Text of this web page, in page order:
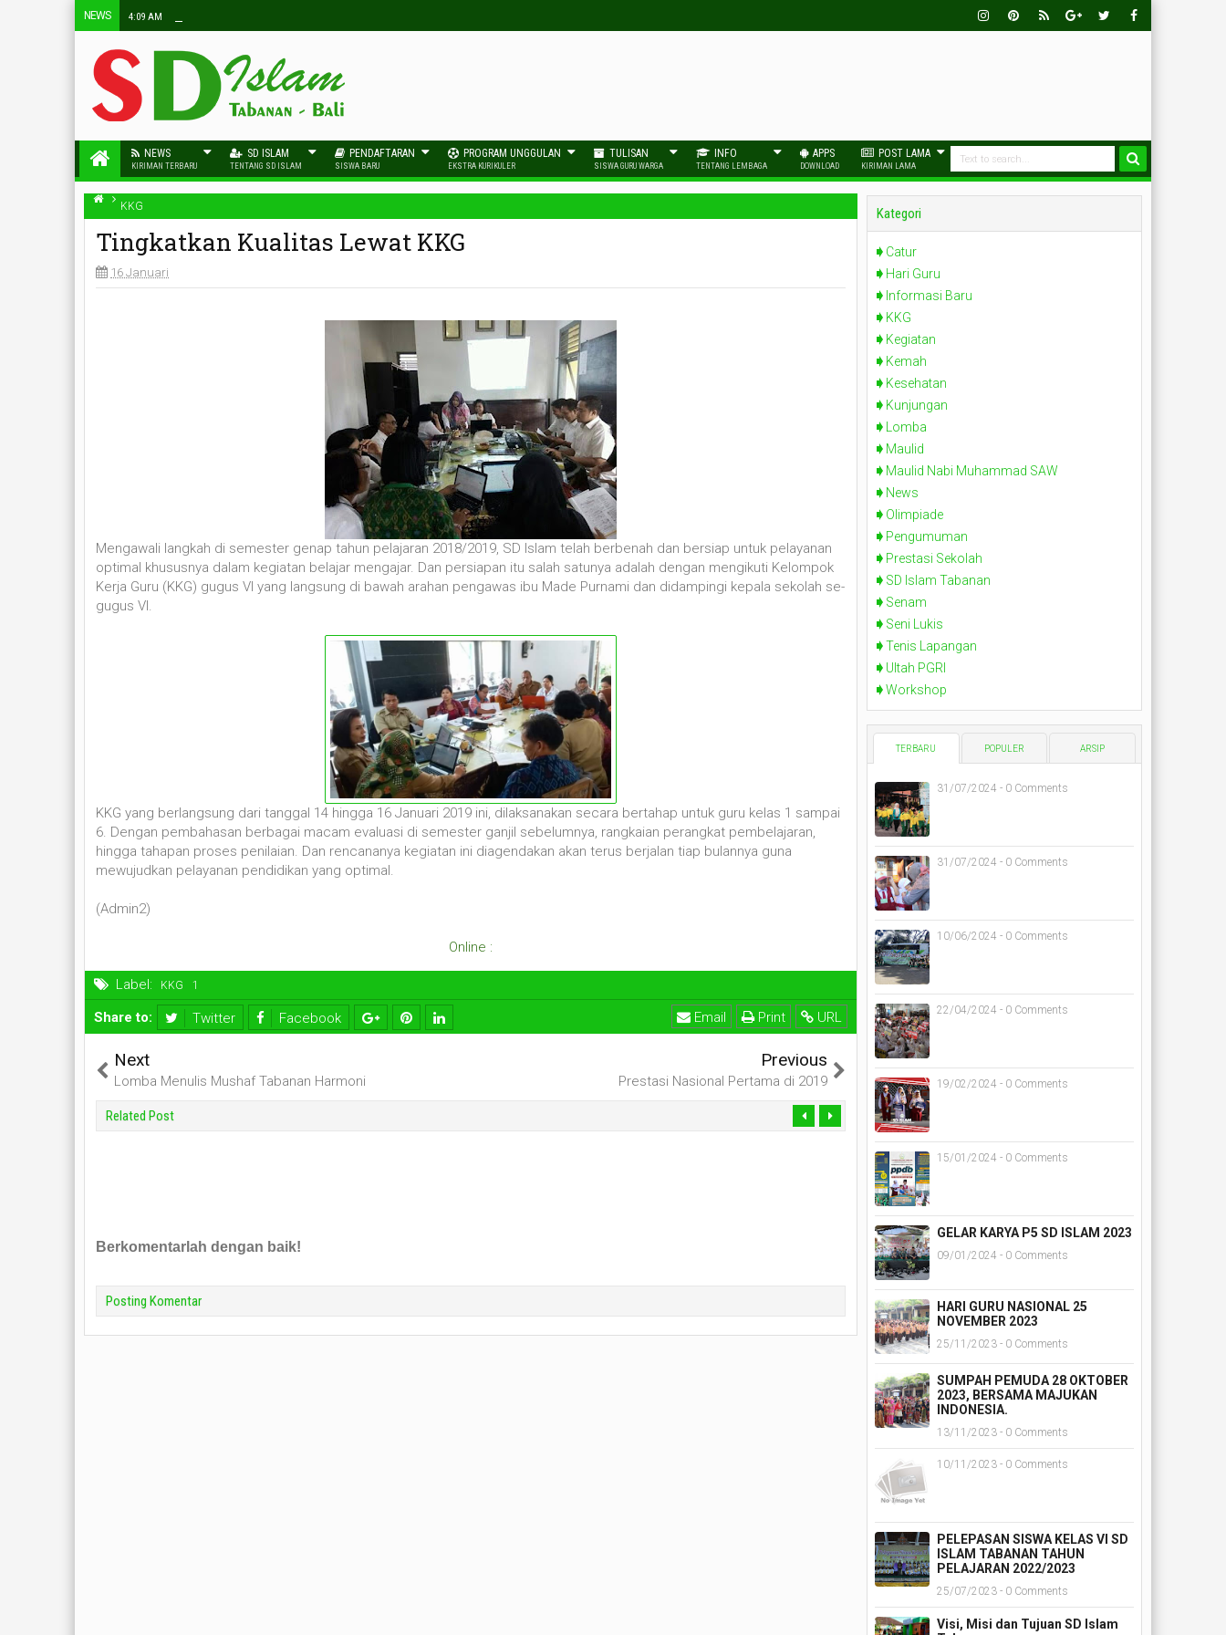
NEWS 4:09 AM
NEWS
KIRIMAN TERBARU
SD ISLAM
TENTANG SD ISLAM
PENDAFTARAN
SISWA BARU
PROGRAM UNGGULAN
EKSTRA KURIKULER
TULISAN
SISWA GURU WARGA
INFO
TENTANG LEMBAGA
APPS
DOWNLOAD
POST LAMA
KIRIMAN LAMA
KKG
Tingkatkan Kualitas Lewat KKG
16 Januari
Mengawali langkah di semester genap tahun pelajaran 2018/2019, SD Islam telah berbenah dan bersiap untuk pelayanan
optimal khususnya dalam kegiatan belajar mengajar. Dan persiapan itu salah satunya adalah dengan mengikuti Kelompok
Kerja Guru (KKG) gugus VI yang langsung di bawah arahan pengawas ibu Made Purnami dan didampingi kepala sekolah se-
gugus VI.
KKG yang berlangsung dari tanggal 14 hingga 16 Januari 2019 ini, dilaksanakan secara bertahap untuk guru kelas 1 sampai
6. Dengan pembahasan berbagai macam evaluasi di semester ganjil sebelumnya, rangkaian perangkat pembelajaran,
hingga tahapan proses penilaian. Dan rencananya kegiatan ini diagendakan akan terus berjalan tiap bulannya guna
mewujudkan pelayanan pendidikan yang optimal.
(Admin2)
Online :
Label: KKG
Share to: Twitter Facebook URL
Print
Email
Next
Lomba Menulis Mushaf Tabanan Harmoni
Previous
Prestasi Nasional Pertama di 2019
Related Post
Berkomentarlah dengan baik!
Posting Komentar
Kategori
Catur
Hari Guru
Informasi Baru
KKG
Kegiatan
Kemah
Kesehatan
Kunjungan
Lomba
Maulid
Maulid Nabi Muhammad SAW
News
Olimpiade
Pengumuman
Prestasi Sekolah
SD Islam Tabanan
Senam
Seni Lukis
Tenis Lapangan
Ultah PGRI
Workshop
TERBARU POPULER ARSIP
31/07/2024 - 0 Comments
31/07/2024 - 0 Comments
10/06/2024 - 0 Comments
22/04/2024 - 0 Comments
19/02/2024 - 0 Comments
15/01/2024 - 0 Comments
GELAR KARYA P5 SD ISLAM 2023
09/01/2024 - 0 Comments
HARI GURU NASIONAL 25
NOVEMBER 2023
25/11/2023 - 0 Comments
SUMPAH PEMUDA 28 OKTOBER
2023, BERSAMA MAJUKAN
INDONESIA.
13/11/2023 - 0 Comments
10/11/2023 - 0 Comments
PELEPASAN SISWA KELAS VI SD
ISLAM TABANAN TAHUN
PELAJARAN 2022/2023
25/07/2023 - 0 Comments
Visi, Misi dan Tujuan SD Islam